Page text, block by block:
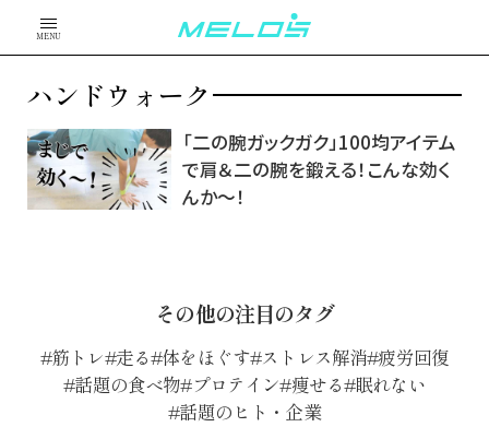
MENU
ハンドウォーク
「二の腕ガックガク」100均アイテム
で肩＆二の腕を鍛える！こんな効く
んか～！
その他の注目のタグ
筋トレ 走る 体をほぐす ストレス解消 疲労回復
話題の食べ物 プロテイン 痩せる 眠れない
話題のヒト・企業